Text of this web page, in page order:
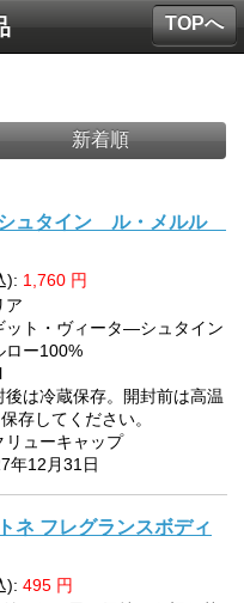
新着順
ュタイン ル・メルル
): 1,760 円
ア
ット・ヴィータ―シュタイン
ロー100%
後は冷蔵保存。開封前は高温
存してください。
リューキャップ
年12月31日
ネ フレグランスボディ
): 495 円
TOPへ